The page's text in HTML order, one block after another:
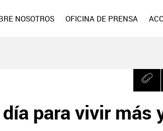
NOSOTROS OFICINA DE PRENSA
para vivir más